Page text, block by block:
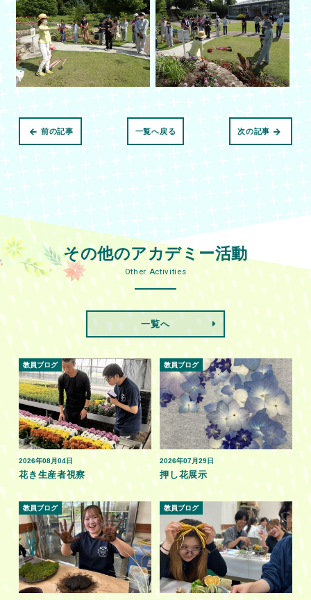
次の記事
一覧へ戻る
前の記事
その他のアカデミー活動
Other Activities
一覧へ
2026年08月04日
教員ブログ
花き生産者視察
2026年07月29日
教員ブログ
押し花展示
教員ブログ 教員ブログ